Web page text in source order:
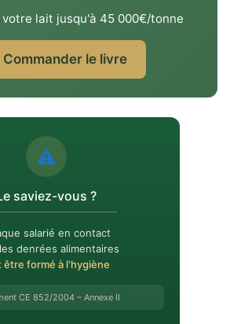
votre lait jusqu'à 45 000€/tonne
Commander le livre
⚠️
saviez-vous ?
salarié en contact
denrées alimentaires
être formé à l'hygiène
CE 852/2004 – Annexe II